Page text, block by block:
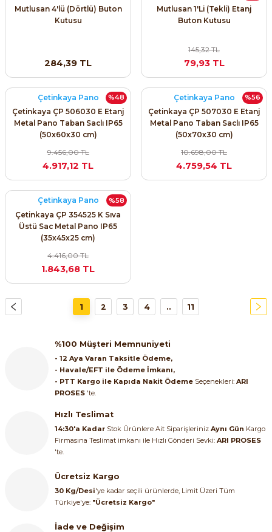
Mutlusan 4'lü (Dörtlü) Buton
Kutusu
284,39 TL
Mutlusan 1'Li (Tekli) Etanj
Buton Kutusu
145,32 TL
79,93 TL
%48
Çetinkaya Pano
Çetinkaya ÇP 506030 E Etanj
Metal Pano Taban Saclı IP65
(50x60x30 cm)
9.456,00 TL
4.917,12 TL
%56
Çetinkaya Pano
Çetinkaya ÇP 507030 E Etanj
Metal Pano Taban Saclı IP65
(50x70x30 cm)
10.698,00 TL
4.759,54 TL
%58
Çetinkaya Pano
Çetinkaya ÇP 354525 K Sıva
Üstü Sac Metal Pano IP65
(35x45x25 cm)
4.416,00 TL
1.843,68 TL
1 2 3 4 .. 11
%100 Müşteri Memnuniyeti
- 12 Aya Varan Taksitle Ödeme,
- Havale/EFT ile Ödeme İmkanı,
- PTT Kargo ile Kapıda Nakit Ödeme Seçenekleri: ARI
PROSES 'te.
Hızlı Teslimat
14:30'a Kadar Stok Ürünlere Ait Siparişleriniz Aynı Gün Kargo
Firmasına Teslimat imkanı ile Hızlı Gönderi Sevki: ARI PROSES
'te.
Ücretsiz Kargo
30 Kg/Desi'ye kadar seçili ürünlerde, Limit Üzeri Tüm
Türkiye'ye: "Ücretsiz Kargo"
İade ve Değişim